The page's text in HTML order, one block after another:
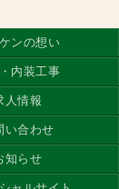
ンの想い
内装工事
人情報
い合わせ
知らせ